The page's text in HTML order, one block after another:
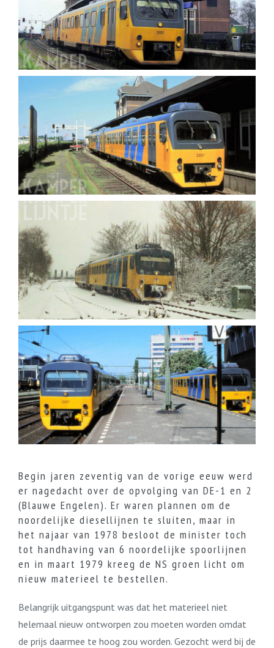
Begin jaren zeventig van de vorige eeuw werd
er nagedacht over de opvolging van DE-1 en 2
(Blauwe Engelen). Er waren plannen om de
noordelijke diesellijnen te sluiten, maar in
het najaar van 1978 besloot de minister toch
tot handhaving van 6 noordelijke spoorlijnen
en in maart 1979 kreeg de NS groen licht om
nieuw materieel te bestellen.
Belangrijk uitgangspunt was dat het materieel niet
helemaal nieuw ontworpen zou moeten worden omdat
de prijs daarmee te hoog zou worden. Gezocht werd bij de